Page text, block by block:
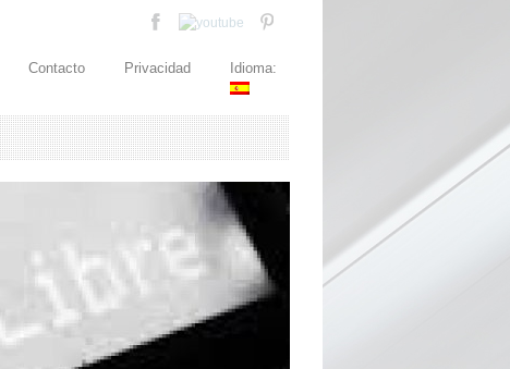
Contacto Privacidad Idioma: